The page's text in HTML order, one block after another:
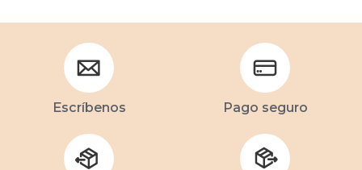
Escríbenos Pago seguro